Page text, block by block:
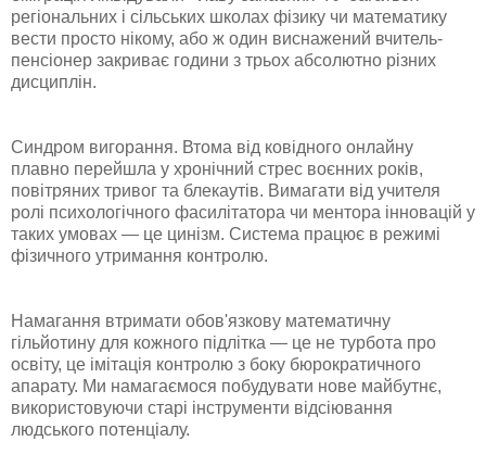
регіональних і сільських школах фізику чи математику
вести просто нікому, або ж один виснажений вчитель-
пенсіонер закриває години з трьох абсолютно різних
дисциплін.
Синдром вигорання. Втома від ковідного онлайну
плавно перейшла у хронічний стрес воєнних років,
повітряних тривог та блекаутів. Вимагати від учителя
ролі психологічного фасилітатора чи ментора інновацій у
таких умовах — це цинізм. Система працює в режимі
фізичного утримання контролю.
Намагання втримати обов'язкову математичну
гільйотину для кожного підлітка — це не турбота про
освіту, це імітація контролю з боку бюрократичного
апарату. Ми намагаємося побудувати нове майбутнє,
використовуючи старі інструменти відсіювання
людського потенціалу.